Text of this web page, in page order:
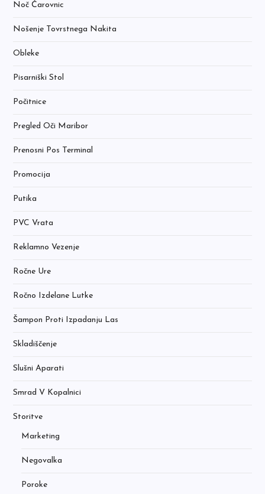
Noč Čarovnic
Nošenje Tovrstnega Nakita
Obleke
Pisarniški Stol
Počitnice
Pregled Oči Maribor
Prenosni Pos Terminal
Promocija
Putika
PVC Vrata
Reklamno Vezenje
Ročne Ure
Ročno Izdelane Lutke
Šampon Proti Izpadanju Las
Skladiščenje
Slušni Aparati
Smrad V Kopalnici
Storitve
Marketing
Negovalka
Poroke